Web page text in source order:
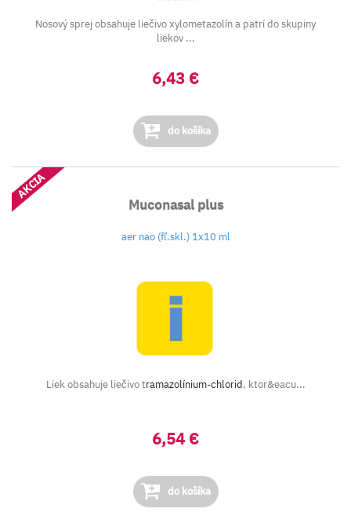
Nosový sprej obsahuje liečivo xylometazolín a patrí do skupiny
liekov ...
6,43 €
do košíka
Muconasal plus
aer nao (fľ.skl.) 1x10 ml
AKCIA
Liek obsahuje liečivo tramazolínium-chlorid, ktor&eacu...
6,54 €
do košíka